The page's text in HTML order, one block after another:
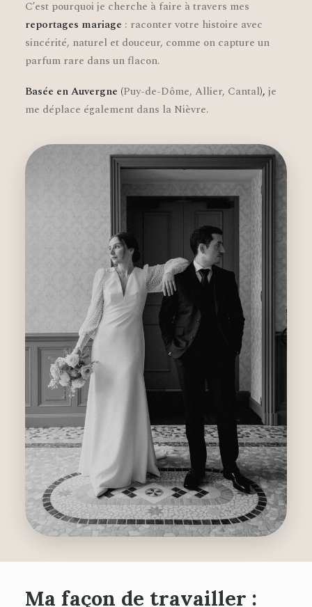
C’est pourquoi je cherche à faire à travers mes
reportages mariage : raconter votre histoire avec
sincérité, naturel et douceur, comme on capture un
parfum rare dans un flacon.
Basée en Auvergne (Puy-de-Dôme, Allier, Cantal), je
me déplace également dans la Nièvre.
Ma façon de travailler :